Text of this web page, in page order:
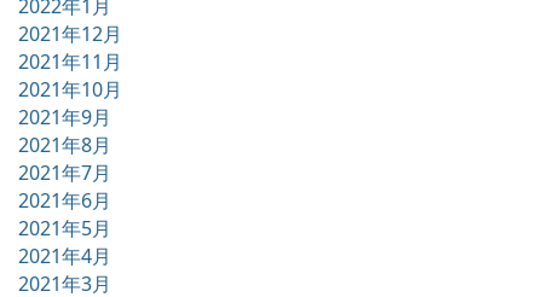
2022年1月
2021年12月
2021年11月
2021年10月
2021年9月
2021年8月
2021年7月
2021年6月
2021年5月
2021年4月
2021年3月